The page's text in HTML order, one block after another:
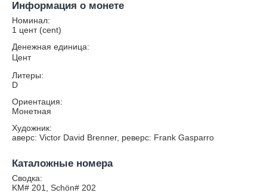
Информация о монете
Номинал:
1 цент (cent)
Денежная единица:
Цент
Литеры:
D
Ориентация:
Монетная
Художник:
аверс: Victor David Brenner, реверс: Frank Gasparro
Каталожные номера
Сводка:
KM# 201, Schön# 202